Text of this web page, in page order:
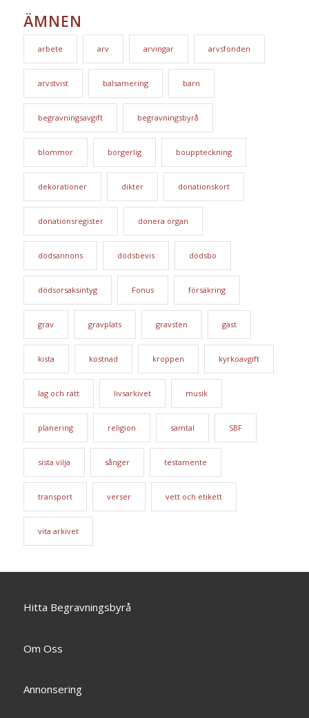
ÄMNEN
arbete arv arvingar arvsfonden
arvstvist balsamering barn
begravningsavgift begravningsbyrå
blommor borgerlig bouppteckning
dekorationer dikter donationskort
donationsregister donera organ
dödsannons dödsbevis dödsbo
dödsorsaksintyg Fonus försäkring
grav gravplats gravsten gäst
kista kostnad kroppen kyrkoavgift
lag och rätt livsarkivet musik
planering religion samtal SBF
sista vilja sånger testamente
transport verser vett och etikett
vita arkivet
Hitta Begravningsbyrå
Om Oss
Annonsering